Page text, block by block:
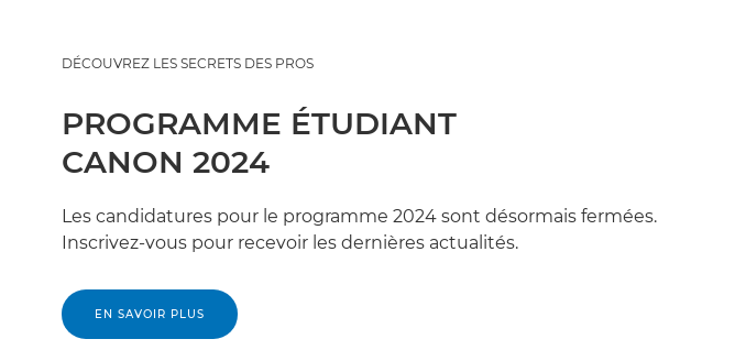
DÉCOUVREZ LES SECRETS DES PROS
PROGRAMME ÉTUDIANT
CANON 2024
Les candidatures pour le programme 2024 sont désormais fermées.
Inscrivez-vous pour recevoir les dernières actualités.
EN SAVOIR PLUS